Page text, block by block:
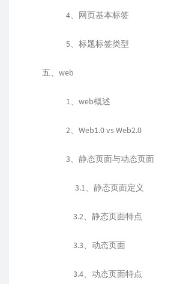
4、网页基本标签
5、标题标签类型
五、web
1、web概述
2、Web1.0 vs Web2.0
3、静态页面与动态页面
3.1、静态页面定义
3.2、静态页面特点
3.3、动态页面
3.4、动态页面特点